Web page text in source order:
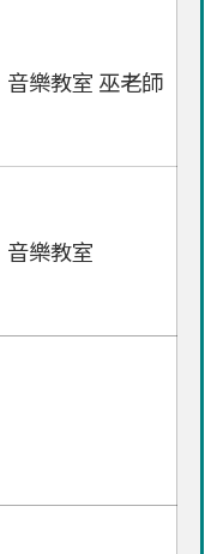
音樂教室 巫老師
音樂教室